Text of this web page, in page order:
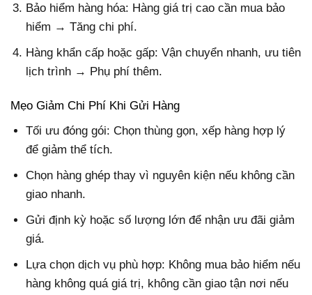
Bảo hiểm hàng hóa: Hàng giá trị cao cần mua bảo
hiểm → Tăng chi phí.
Hàng khẩn cấp hoặc gấp: Vận chuyển nhanh, ưu tiên
lịch trình → Phụ phí thêm.
Mẹo Giảm Chi Phí Khi Gửi Hàng
Tối ưu đóng gói: Chọn thùng gọn, xếp hàng hợp lý
để giảm thể tích.
Chọn hàng ghép thay vì nguyên kiện nếu không cần
giao nhanh.
Gửi định kỳ hoặc số lượng lớn để nhận ưu đãi giảm
giá.
Lựa chọn dịch vụ phù hợp: Không mua bảo hiểm nếu
hàng không quá giá trị, không cần giao tận nơi nếu